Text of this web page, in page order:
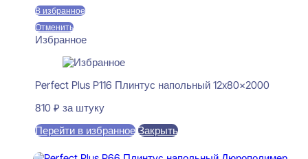
В избранное
Отменить
Избранное
Perfect Plus P116 Плинтус напольный 12x80x2000
810 ₽ за штуку
Перейти в избранное Закрыть